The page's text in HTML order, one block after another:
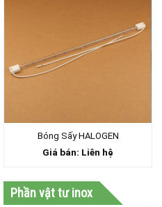
Bóng Sấy HALOGEN
Giá bán: Liên hệ
Phần vật tư inox